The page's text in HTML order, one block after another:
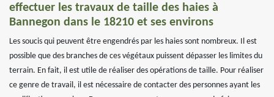
effectuer les travaux de taille des haies à
Bannegon dans le 18210 et ses environs
Les soucis qui peuvent être engendrés par les haies sont nombreux. Il est
possible que des branches de ces végétaux puissent dépasser les limites du
terrain. En fait, il est utile de réaliser des opérations de taille. Pour réaliser
ce genre de travail, il est nécessaire de contacter des personnes ayant les